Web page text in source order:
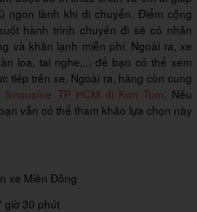
ngon lành khi di chuyển. Điểm cộng
hành trình chuyến đi sẽ có nhân
và khăn lạnh miễn phí. Ngoài ra, xe
loa, tai nghe,... để bạn có thể xem
tiếp trên xe. Ngoài ra, hãng còn cung
limousine TP HCM đi Kon Tum. Nếu
vẫn có thể tham khảo lựa chọn này
xe Miền Đông
giờ 30 phút